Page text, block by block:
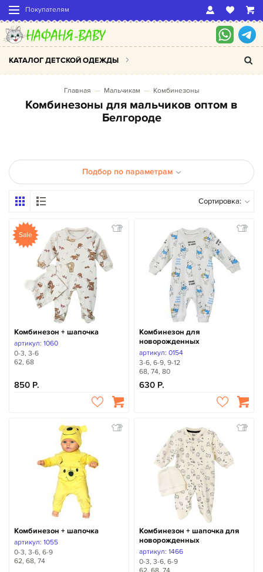
Покупателям
КАТАЛОГ ДЕТСКОЙ ОДЕЖДЫ
Главная Мальчикам Комбинезоны
Комбинезоны для мальчиков оптом в
Белгороде
Подбор по параметрам
Сортировка:
Sale
Комбинезон + шапочка
артикул: 1060
0-3, 3-6
62, 68
850
Комбинезон для
новорожденных
артикул: 0154
3-6, 6-9, 9-12
68, 74, 80
630
Комбинезон + шапочка
артикул: 1055
0-3, 3-6, 6-9
62, 68, 74
Комбинезон + шапочка для
новорожденных
артикул: 1466
0-3, 3-6, 6-9